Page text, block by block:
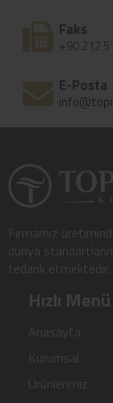
Faks
+90 212
E-Posta
Firmamız
dünya
tedarik etmektedir.
Hızlı Menü
Anasayfa
Kurumsal
Ürünlerimiz